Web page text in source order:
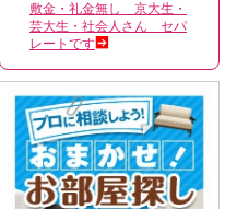
敷金・礼金無し 京大生・
芸大生・社会人さん セパ
レートです